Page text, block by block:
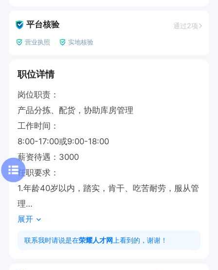
平台核验 通过2项
营业执照 实地核验
职位详情
岗位职责：
产品分拣、配货，协助库房管理
工作时间：
8:00-17:00或9:00-18:00
薪资待遇：3000
任职要求：
1.年龄40岁以内，踏实，肯干、吃苦耐劳，服从管
理
2.工作认真，负责，执行力强
3.热爱食品行业，认可公司制度和文化
展开
联系我时请说是在荣耀人才网 上看到的，谢谢！